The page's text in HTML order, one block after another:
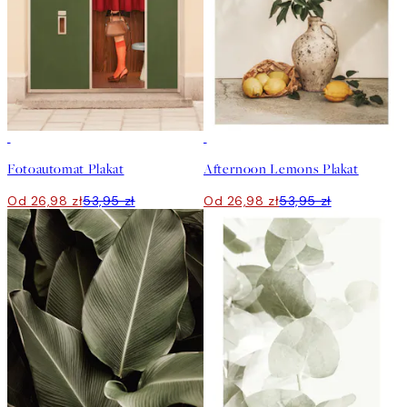
Fotoautomat Plakat
Od 26,98 zł53,95 zł
Afternoon Lemons Plakat
Od 26,98 zł53,95 zł